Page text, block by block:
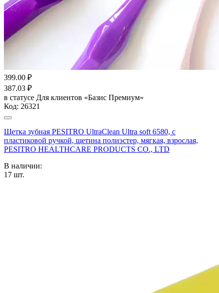
399.00 ₽
387.03 ₽
в статусе Для клиентов «Базис Премиум»
Код: 26321
Щетка зубная PESITRO UltraClean Ultra soft 6580, с
пластиковой ручкой, щетина полиэстер, мягкая, взрослая,
PESITRO HEALTHCARE PRODUCTS CO., LTD
В наличии:
17 шт.